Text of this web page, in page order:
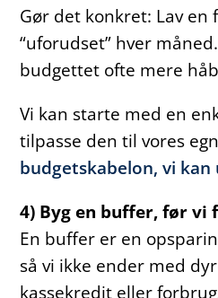
Gør det konkret: Lav en
“uforudset” hver
budgettet ofte mere
Vi kan starte med en
tilpasse den til vores
budgetskabelon, vi kan
4) Byg en buffer, før vi
En buffer er en
så vi ikke ender med
kassekredit eller